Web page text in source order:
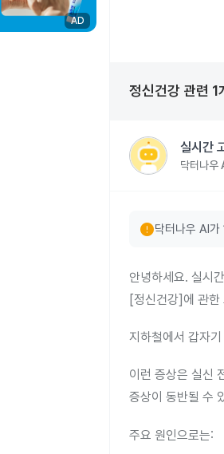
AD
정신건강 관련 1
실시간
닥터나우
error닥터나우 AI
안녕하세요. 실시
[정신건강]에 관한
지하철에서 갑자
이런 증상은 실신
증상이 동반될 수
주요 원인으로는: